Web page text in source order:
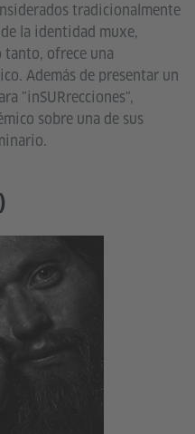
tradicionalmente
la identidad muxe,
tanto, ofrece una
Además de presentar un
"inSURrecciones",
sobre una de sus